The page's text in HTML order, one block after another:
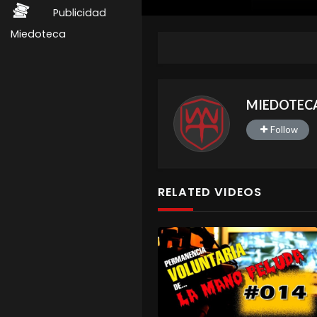
Publicidad
Miedoteca
Follow
RELATED VIDEOS